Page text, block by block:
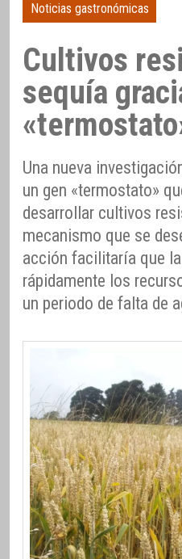
Noticias gastronómicas
Cultivos
sequía
Una nueva
un gen «termostato»
desarrollar cultivos
mecanismo que se
acción facilitaría que
rápidamente los
un periodo de falta de